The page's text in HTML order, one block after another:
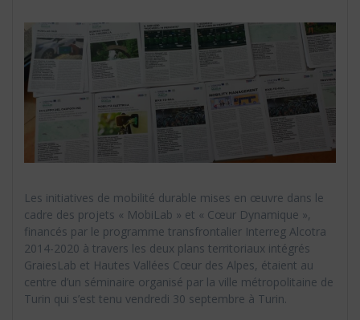
Les initiatives de mobilité durable mises en œuvre dans le
cadre des projets « MobiLab » et « Cœur Dynamique »,
financés par le programme transfrontalier Interreg Alcotra
2014-2020 à travers les deux plans territoriaux intégrés
GraiesLab et Hautes Vallées Cœur des Alpes, étaient au
centre d’un séminaire organisé par la ville métropolitaine de
Turin qui s’est tenu vendredi 30 septembre à Turin.